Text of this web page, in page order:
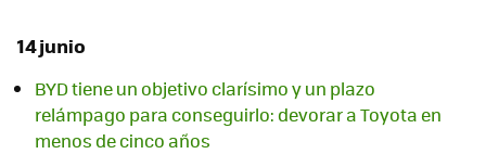
14 junio
BYD tiene un objetivo clarísimo y un plazo
relámpago para conseguirlo: devorar a Toyota en
menos de cinco años